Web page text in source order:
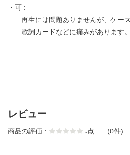
・可：
再生には問題ありませんが、ケース
歌詞カードなどに痛みがあります。
レビュー
商品の評価： -点 (0件)